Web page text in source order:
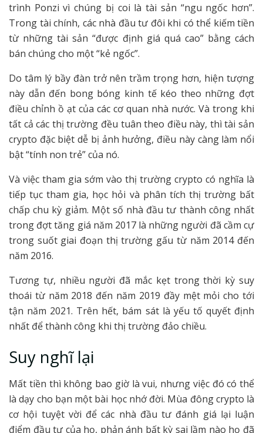
trình Ponzi vì chúng bị coi là tài sản “ngu ngốc hơn”.
Trong tài chính, các nhà đầu tư đôi khi có thể kiếm tiền
từ những tài sản “được định giá quá cao” bằng cách
bán chúng cho một “kẻ ngốc”.
Do tâm lý bầy đàn trở nên trầm trọng hơn, hiện tượng
này dẫn đến bong bóng kinh tế kéo theo những đợt
điều chỉnh ồ ạt của các cơ quan nhà nước. Và trong khi
tất cả các thị trường đều tuân theo điều này, thì tài sản
crypto đặc biệt dễ bị ảnh hưởng, điều này càng làm nổi
bật “tính non trẻ” của nó.
Và việc tham gia sớm vào thị trường crypto có nghĩa là
tiếp tục tham gia, học hỏi và phân tích thị trường bất
chấp chu kỳ giảm. Một số nhà đầu tư thành công nhất
trong đợt tăng giá năm 2017 là những người đã cầm cự
trong suốt giai đoạn thị trường gấu từ năm 2014 đến
năm 2016.
Tương tự, nhiều người đã mắc kẹt trong thời kỳ suy
thoái từ năm 2018 đến năm 2019 đầy mệt mỏi cho tới
tận năm 2021. Trên hết, bám sát là yếu tố quyết định
nhất để thành công khi thị trường đảo chiều.
Suy nghĩ lại
Mất tiền thì không bao giờ là vui, nhưng việc đó có thể
là dạy cho bạn một bài học nhớ đời. Mùa đông crypto là
cơ hội tuyệt vời để các nhà đầu tư đánh giá lại luận
điểm đầu tư của họ, phản ánh bất kỳ sai lầm nào họ đã